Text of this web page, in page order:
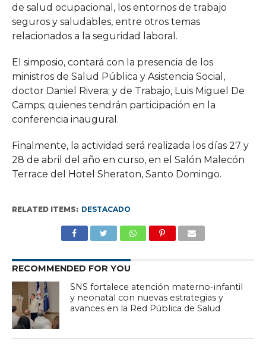
de salud ocupacional, los entornos de trabajo
seguros y saludables, entre otros temas
relacionados a la seguridad laboral.
El simposio, contará con la presencia de los
ministros de Salud Pública y Asistencia Social,
doctor Daniel Rivera; y de Trabajo, Luis Miguel De
Camps; quienes tendrán participación en la
conferencia inaugural.
Finalmente, la actividad será realizada los días 27 y
28 de abril del año en curso, en el Salón Malecón
Terrace del Hotel Sheraton, Santo Domingo.
RELATED ITEMS: DESTACADO
RECOMMENDED FOR YOU
SNS fortalece atención materno-infantil
y neonatal con nuevas estrategias y
avances en la Red Pública de Salud